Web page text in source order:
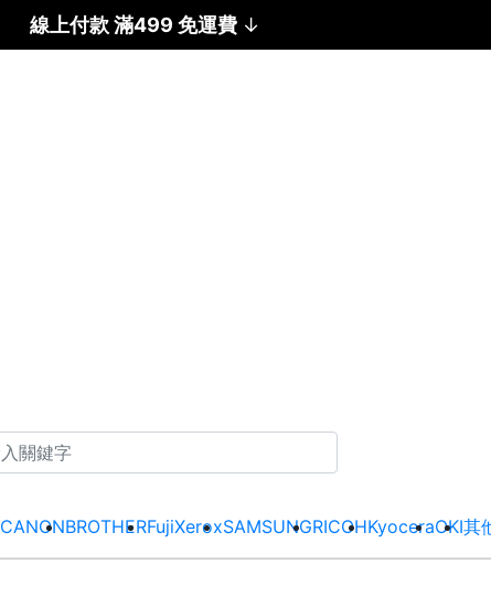
線上付款 滿499 免運費 ↓
CANONBROTHERFujiXeroxSAMSUNGRICOHKyoceraOKI其